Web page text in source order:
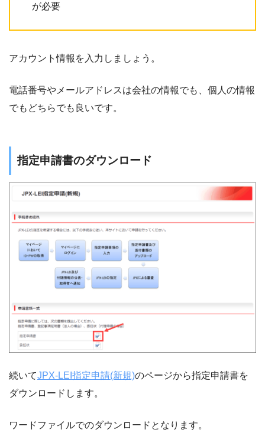
が必要
アカウント情報を入力しましょう。
電話番号やメールアドレスは会社の情報でも、個人の情報
でもどちらでも良いです。
指定申請書のダウンロード
続いてJPX-LEI指定申請(新規)のページから指定申請書を
ダウンロードします。
ワードファイルでのダウンロードとなります。